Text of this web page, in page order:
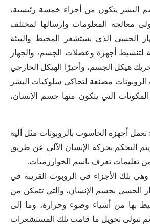
يتكون من أجزاء خمسة رئيسية،
معالجة المعلومات وإرسالها لمختلف
الحسي الذي يستشعر المحيط والبيئة
لتنشيط أجهزة وعضلات الجسم، والجهاز
هيكل الجسم، وأخيرًا الهيكل الخارجي
مصنعة لتحاكي سلوكيات البشر
التي يتكون منها جسم الإنسان،
تعمل أجهزة الحاسوب بالروبوتات مثل آلية
التحكم بحركة الإنسان الآلي عن طريق
تعليمات تعرف باسم الخوارزميات.
وهي نلك الأجزاء في الروبوت القريبة في
الحسي بجسم الإنسان، والتي تتمكن من
بها من أشياء وضوء وحرارة، وما إلى
تتولى تحويل ما قامت تلك المستشعرات